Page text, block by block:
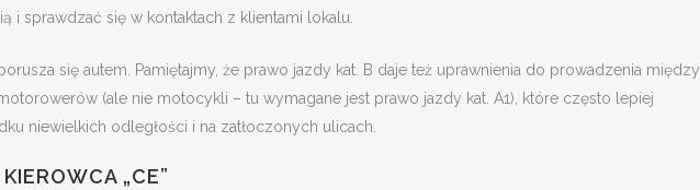
i sprawdzać się w kontaktach z klientami lokalu.
się autem. Pamiętajmy, że prawo jazdy kat. B daje też uprawnienia do prowadzenia między
(ale nie motocykli – tu wymagane jest prawo jazdy kat. A1), które często lepiej
niewielkich odległości i na zatłoczonych ulicach.
„CE”